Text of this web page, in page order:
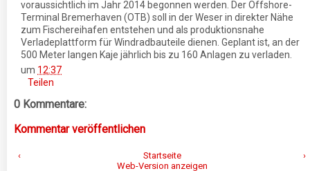
voraussichtlich im Jahr 2014 begonnen werden. Der Offshore-
Terminal Bremerhaven (OTB) soll in der Weser in direkter Nähe
zum Fischereihafen entstehen und als produktionsnahe
Verladeplattform für Windradbauteile dienen. Geplant ist, an der
500 Meter langen Kaje jährlich bis zu 160 Anlagen zu verladen.
um 12:37
Teilen
0 Kommentare:
Kommentar veröffentlichen
‹ ›
Startseite
Web-Version anzeigen